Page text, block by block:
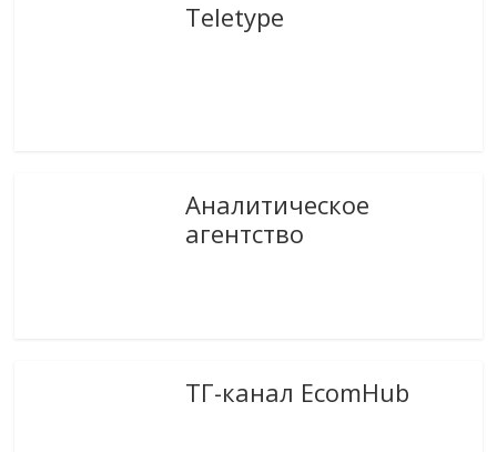
Teletype
Аналитическое
агентство
ТГ-канал EcomHub